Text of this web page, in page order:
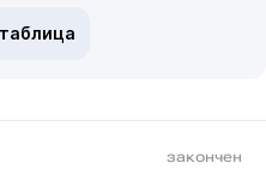
закончен